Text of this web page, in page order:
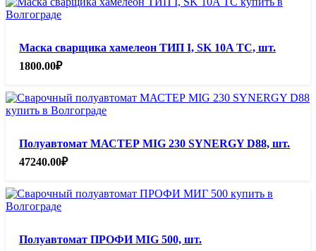
Маска сварщика хамелеон ТИП I, SK 10A TC, шт.
1800.00₽
Полуавтомат МАСТЕР MIG 230 SYNERGY D88, шт.
47240.00₽
Полуавтомат ПРОФИ MIG 500, шт.